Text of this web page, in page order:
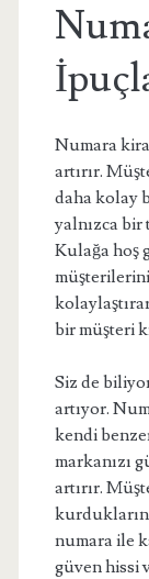
Numara
artırır.
daha kolay
yalnızca bir
Kulağa hoş
bir müşteri
Siz de
artıyor.
kendi
markanızı
artırır.
numara ile
güven hissi